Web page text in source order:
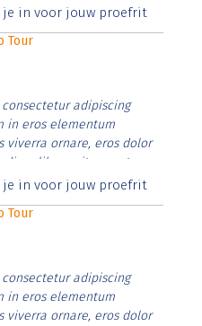
cursus id rutrum lorem
je in voor jouw proefrit
Tour
adipiscing
in eros elementum
viverra ornare, eros dolor
libero vitae erat.
cursus id rutrum lorem
je in voor jouw proefrit
Tour
adipiscing
in eros elementum
viverra ornare, eros dolor